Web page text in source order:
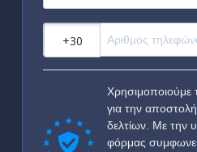
για την
δελτίων. Με την
φόρμας